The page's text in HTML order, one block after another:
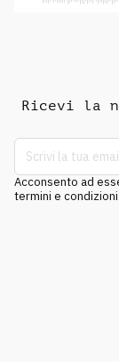
Ricevi la
Acconsento ad
termini e condizioni